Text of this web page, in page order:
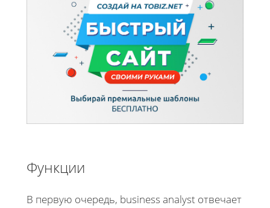
Функции
В первую очередь, business analyst отвечает